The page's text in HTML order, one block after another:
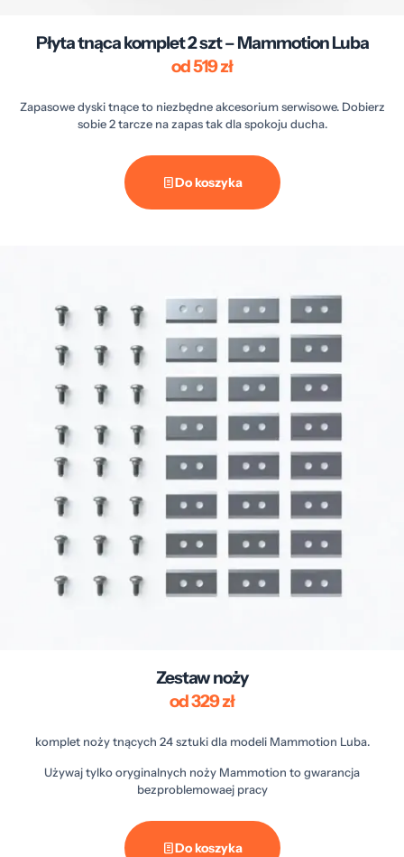
Płyta tnąca komplet 2 szt – Mammotion Luba
od 519 zł
Zapasowe dyski tnące to niezbędne akcesorium serwisowe. Dobierz
sobie 2 tarcze na zapas tak dla spokoju ducha.
Do koszyka
Zestaw noży
od 329 zł
komplet noży tnących 24 sztuki dla modeli Mammotion Luba.
Używaj tylko oryginalnych noży Mammotion to gwarancja
bezproblemowaej pracy
Do koszyka